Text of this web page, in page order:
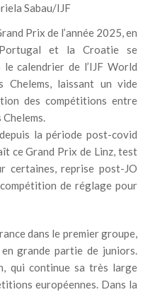
Sabau/IJF
Prix de l’année 2025, en
et la Croatie se
calendrier de l’IJF World
Chelems, laissant un vide
des compétitions entre
la période post-covid
ce Grand Prix de Linz, test
certaines, reprise post-JO
de réglage pour
dans le premier groupe,
grande partie de juniors.
qui continue sa très large
européennes. Dans la